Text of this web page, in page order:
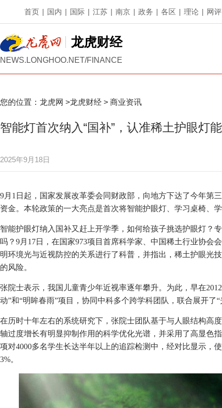
首页 | 国内 | 国际 | 江苏 | 南京 | 政务 | 各区 | 理论 | 网评
龙虎财经
NEWS.LONGHOO.NET/FINANCE
您的位置： 龙虎网 >龙虎财经 > 商业资讯
智能灯首次纳入“国补”，认准稀土护眼灯
2025年9月18日
9月1日起，国家发展改革委会同财政部，向地方下达了今年第
资金。本轮政策的一大亮点是首次将智能护眼灯、学习桌椅、
智能护眼灯纳入国补又赶上开学季，如何给孩子挑选护眼灯？
吗？9月17日，在国家973项目首席科学家、中国稀土行业协会
明环境光与近视防控的关系进行了科普，并指出，稀土护眼光
的风险。
张院士表示，我国儿童青少年近视率逐年攀升。为此，早在
动”和“明眸春雨”项目，协同中科多个跨学科团队，联合展开了
在历时十年左右的系统研究下，张院士团队基于与人眼结构高
轴过度增长有明显抑制作用的科学优化光谱，并采用了高显色
项对4000多名学生长达半年以上的追踪检测中，经对比显示，
3%。